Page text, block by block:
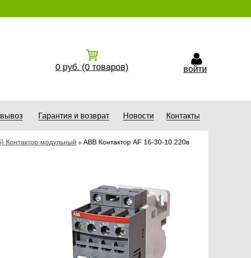
0 руб. (0 товаров) войти
Гарантия и возврат Новости Контакты
Контактор модульный ABB Контактор АF 16-30-10 220в